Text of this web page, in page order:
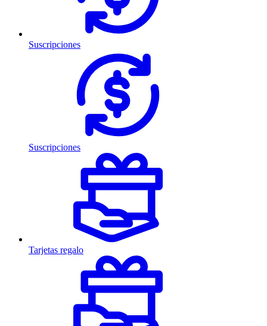
Suscripciones
Suscripciones
Tarjetas regalo